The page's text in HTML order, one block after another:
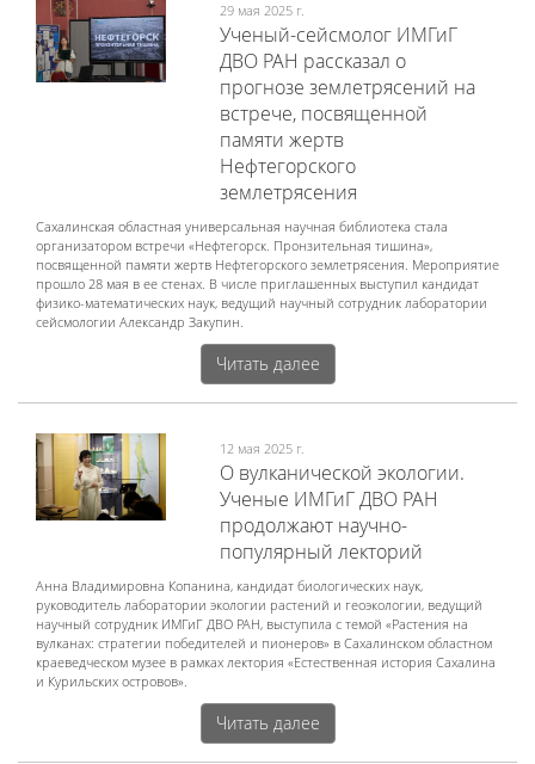
29 мая 2025 г.
Ученый-сейсмолог ИМГиГ
ДВО РАН рассказал о
прогнозе землетрясений на
встрече, посвященной
памяти жертв
Нефтегорского
землетрясения
Сахалинская областная универсальная научная библиотека стала
организатором встречи «Нефтегорск. Пронзительная тишина»,
посвященной памяти жертв Нефтегорского землетрясения. Мероприятие
прошло 28 мая в ее стенах. В числе приглашенных выступил кандидат
физико-математических наук, ведущий научный сотрудник лаборатории
сейсмологии Александр Закупин.
Читать далее
12 мая 2025 г.
О вулканической экологии.
Ученые ИМГиГ ДВО РАН
продолжают научно-
популярный лекторий
Анна Владимировна Копанина, кандидат биологических наук,
руководитель лаборатории экологии растений и геоэкологии, ведущий
научный сотрудник ИМГиГ ДВО РАН, выступила с темой «Растения на
вулканах: стратегии победителей и пионеров» в Сахалинском областном
краеведческом музее в рамках лектория «Естественная история Сахалина
и Курильских островов».
Читать далее